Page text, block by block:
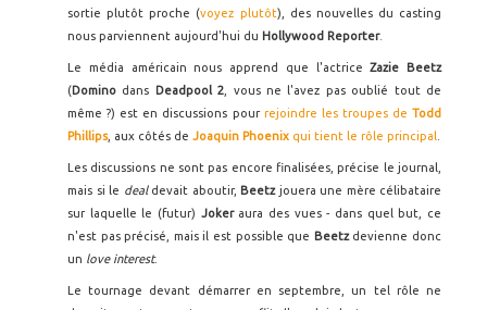
sortie plutôt proche (voyez plutôt), des nouvelles du casting
nous parviennent aujourd'hui du Hollywood Reporter.
Le média américain nous apprend que l'actriceZazie Beetz
(Domino dans Deadpool 2 , vous ne l'avez pas oublié tout de
même ?) est en discussions pour rejoindre les troupes deTodd
Phillips, aux côtés de Joaquin Phoenix qui tient le rôle principal
Les discussions ne sont pas encore finalisées, précise le journal,
mais si le deal devait aboutir, Beetz jouera une mère célibataire
sur laquelle le (futur) Jokeraura des vues - dans quel but, ce
n'est pas précisé, mais il est possible que Beetz devienne donc
un love interest.
Le tournage devant démarrer en septembre, un tel rôle ne